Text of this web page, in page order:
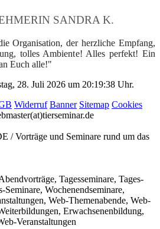
SANDRA K.
Organisation, der herzliche Empfang,
tolles Ambiente! Alles perfekt! Ein
Euch alle!"
28. Juli 2026 um 20:19:38 Uhr.
Widerruf Banner Sitemap Cookies
Vorträge und Seminare rund um das
Tagesseminare, Tages-
Seminare, Wochenendseminare,
Web-Themenabende, Web-
Erwachsenenbildung,
Veranstaltungen